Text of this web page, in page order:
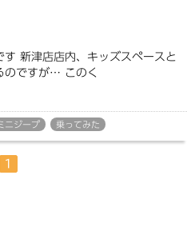
新津店店内、キッズスペースと
のですが… このく
ニジープ 乗ってみた
1